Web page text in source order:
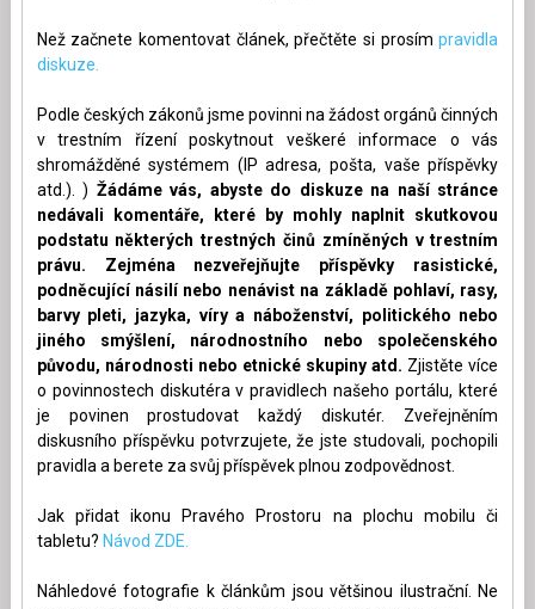
Než začnete komentovat článek, přečtěte si prosímpravidla
diskuze.
Podle českých zákonů jsme povinni na žádost orgánů činných
v trestním řízení poskytnout veškeré informace o vás
shromážděné systémem (IP adresa, pošta, vaše příspěvky
atd.). ) Žádáme vás, abyste do diskuze na naší stránce
nedávali komentáře, které by mohly naplnit skutkovou
podstatu některých trestných činů zmíněných v trestním
právu. Zejména nezveřejňujte příspěvky rasistické,
podněcující násilí nebo nenávist na základě pohlaví, rasy,
barvy pleti, jazyka, víry a náboženství, politického nebo
jiného smýšlení, národnostního nebo společenského
původu, národnosti nebo etnické skupiny atd. Zjistěte více
o povinnostech diskutéra v pravidlech našeho portálu, které
je povinen prostudovat každý diskutér. Zveřejněním
diskusního příspěvku potvrzujete, že jste studovali, pochopili
pravidla a berete za svůj příspěvek plnou zodpovědnost.
Jak přidat ikonu Pravého Prostoru na plochu mobilu či
tabletu? Návod ZDE.
Náhledové fotografie k článkům jsou většinou ilustrační. Ne